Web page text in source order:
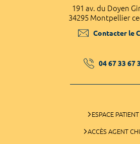
191 av. du Doyen
34295 Montpellier
Contacter le
04 67 33 67
ESPACE PATIENT
ACCÈS AGENT